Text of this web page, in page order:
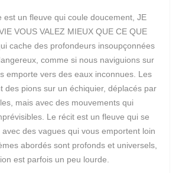
est un fleuve qui coule doucement, JE
VOUS VALEZ MIEUX QUE CE QUE
cache des profondeurs insoupçonnées
comme si nous naviguions sur
emporte vers des eaux inconnues. Les
des pions sur un échiquier, déplacés par
mais avec des mouvements qui
Le récit est un fleuve qui se
des vagues qui vous emportent loin
abordés sont profonds et universels,
est parfois un peu lourde.